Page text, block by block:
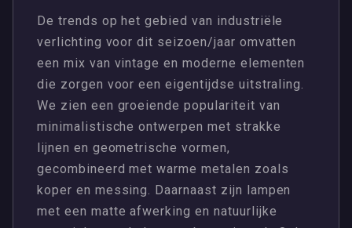
De trends op het gebied van industriële
verlichting voor dit seizoen/jaar omvatten
een mix van vintage en moderne elementen
die zorgen voor een eigentijdse uitstraling.
We zien een groeiende populariteit van
minimalistische ontwerpen met strakke
lijnen en geometrische vormen,
gecombineerd met warme metalen zoals
koper en messing. Daarnaast zijn lampen
met een matte afwerking en natuurlijke